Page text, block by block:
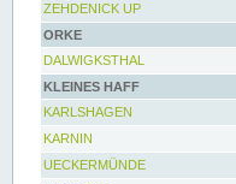
ZEHDENICK UP
ORKE
DALWIGKSTHAL
KLEINES HAFF
KARLSHAGEN
KARNIN
UECKERMÜNDE